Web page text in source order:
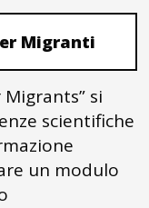
Migranti
Migrants” si
scientifiche
un modulo